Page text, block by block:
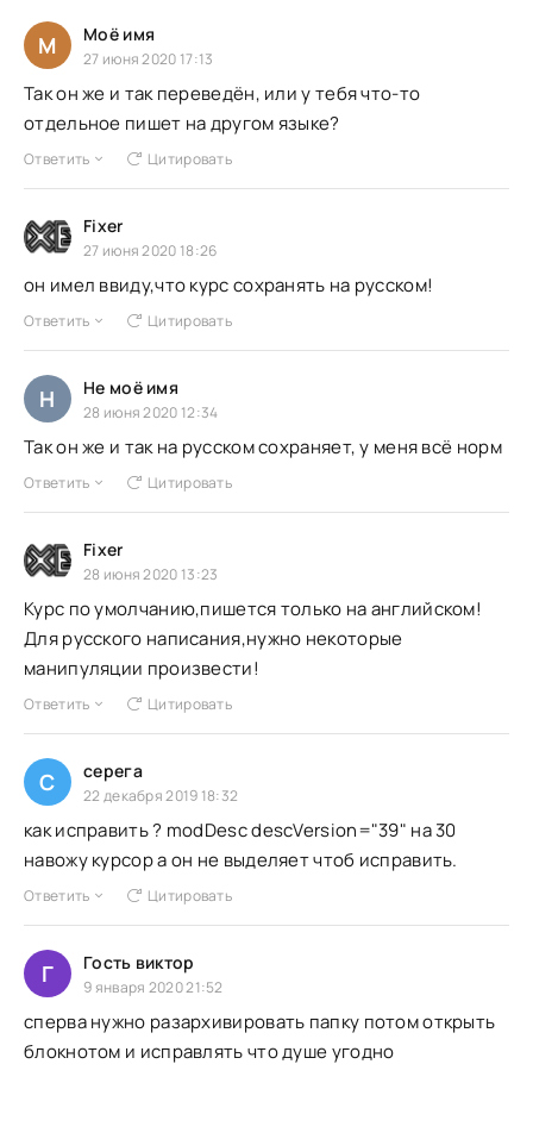
М Моё имя
27 июня 2020 17:13
Так он же и так переведён, или у тебя что-то
отдельное пишет на другом языке?
Ответить Цитировать
Fixer
27 июня 2020 18:26
он имел ввиду,что курс сохранять на русском!
Ответить Цитировать
Н Не моё имя
28 июня 2020 12:34
Так он же и так на русском сохраняет, у меня всё норм
Ответить Цитировать
Fixer
28 июня 2020 13:23
Курс по умолчанию,пишется только на английском!
Для русского написания,нужно некоторые
манипуляции произвести!
Ответить Цитировать
С серега
22 декабря 2019 18:32
как исправить ? modDesc descVersion="39" на 30
навожу курсор а он не выделяет чтоб исправить.
Ответить Цитировать
Г Гость виктор
9 января 2020 21:52
сперва нужно разархивировать папку потом открыть
блокнотом и исправлять что душе угодно